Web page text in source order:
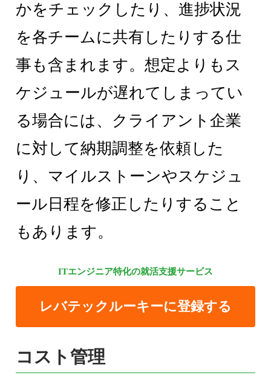
かをチェックしたり、進捗状況
を各チームに共有したりする仕
事も含まれます。想定よりもス
ケジュールが遅れてしまってい
る場合には、クライアント企業
に対して納期調整を依頼した
り、マイルストーンやスケジュ
ール日程を修正したりすること
もあります。
ITエンジニア特化の就活支援サービス
レバテックルーキーに登録する
コスト管理